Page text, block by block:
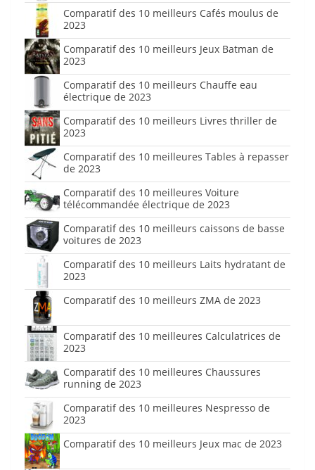
Comparatif des 10 meilleurs Cafés moulus de
2023
Comparatif des 10 meilleurs Jeux Batman de
2023
Comparatif des 10 meilleurs Chauffe eau
électrique de 2023
Comparatif des 10 meilleurs Livres thriller de
2023
Comparatif des 10 meilleures Tables à repasser
de 2023
Comparatif des 10 meilleures Voiture
télécommandée électrique de 2023
Comparatif des 10 meilleurs caissons de basse
voitures de 2023
Comparatif des 10 meilleurs Laits hydratant de
2023
Comparatif des 10 meilleurs ZMA de 2023
Comparatif des 10 meilleures Calculatrices de
2023
Comparatif des 10 meilleures Chaussures
running de 2023
Comparatif des 10 meilleures Nespresso de
2023
Comparatif des 10 meilleurs Jeux mac de 2023